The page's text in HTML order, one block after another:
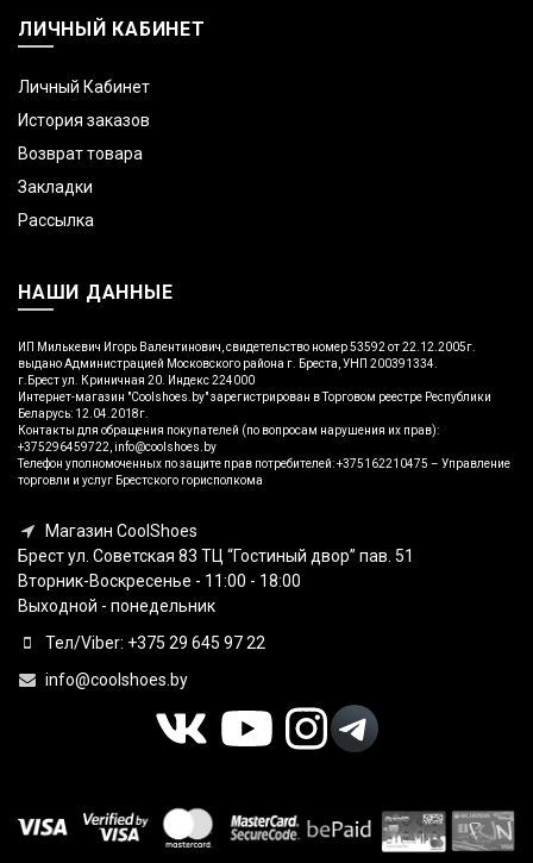
ЛИЧНЫЙ КАБИНЕТ
Личный Кабинет
История заказов
Возврат товара
Закладки
Рассылка
НАШИ ДАННЫЕ
ИП Милькевич Игорь Валентинович, свидетельство номер 53592 от 22.12.2005г.
выдано Администрацией Московского района г. Бреста, УНП 200391334.
г.Брест ул. Криничная 20. Индекс 224000
Интернет-магазин "Coolshoes.by" зарегистрирован в Торговом реестре Республики
Беларусь: 12.04.2018г.
Контакты для обращения покупателей (по вопросам нарушения их прав):
+375296459722, info@coolshoes.by
Телефон уполномоченных по защите прав потребителей: +375162210475 – Управление
торговли и услуг Брестского горисполкома
Магазин CoolShoes
Брест ул. Советская 83 ТЦ “Гостиный двор” пав. 51
Вторник-Воскресенье - 11:00 - 18:00
Выходной - понедельник
Тел/Viber: +375 29 645 97 22
info@coolshoes.by